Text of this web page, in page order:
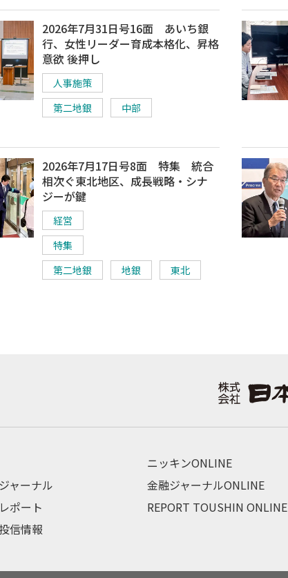
2026年7月31日号16面 あいち銀
行、女性リーダー育成本格化、昇格
意欲 後押し
人事施策
第二地銀
中部
2026年7月17日号8面 特集 統合
相次ぐ東北地区、成長戦略・シナ
ジーが鍵
経営
特集
第二地銀
地銀 東北
ャーナル
ポート
信情報
ニッキンONLINE
金融ジャーナルONLINE
REPORT TOUSHIN ONLINE